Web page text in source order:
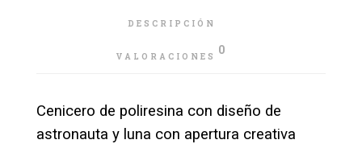
DESCRIPCIÓN
VALORACIONES 0
Cenicero de poliresina con diseño de
astronauta y luna con apertura creativa